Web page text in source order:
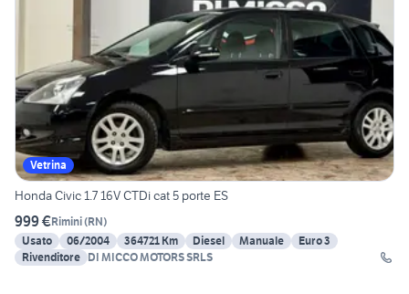
Vetrina
Honda Civic 1.7 16V CTDi cat 5 porte ES
999 €Rimini(RN)
Usato
06/2004 364721 Km Diesel Manuale
Euro 3
Rivenditore DI MICCO MOTORS SRLS